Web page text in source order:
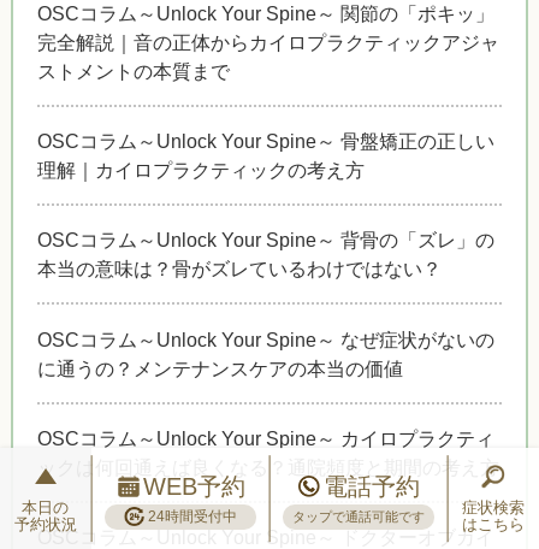
OSCコラム～Unlock Your Spine～ 関節の「ポキッ」
完全解説｜音の正体からカイロプラクティックアジャ
ストメントの本質まで
OSCコラム～Unlock Your Spine～ 骨盤矯正の正しい
理解｜カイロプラクティックの考え方
OSCコラム～Unlock Your Spine～ 背骨の「ズレ」の
本当の意味は？骨がズレているわけではない？
OSCコラム～Unlock Your Spine～ なぜ症状がないの
に通うの？メンテナンスケアの本当の価値
OSCコラム～Unlock Your Spine～ カイロプラクティ
ックは何回通えば良くなる？通院頻度と期間の考え方
OSCコラム～Unlock Your Spine～ ドクターオブカイ
本日の
予約状況
WEB予約
24時間受付中
電話予約
タップで通話可能です
症状検索
はこちら